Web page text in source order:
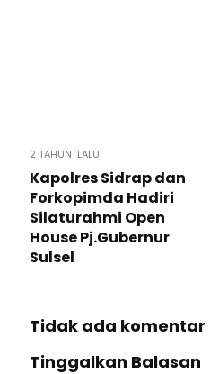
2 TAHUN LALU
Kapolres Sidrap dan
Forkopimda Hadiri
Silaturahmi Open
House Pj.Gubernur
Sulsel
Tidak ada komentar
Tinggalkan Balasan